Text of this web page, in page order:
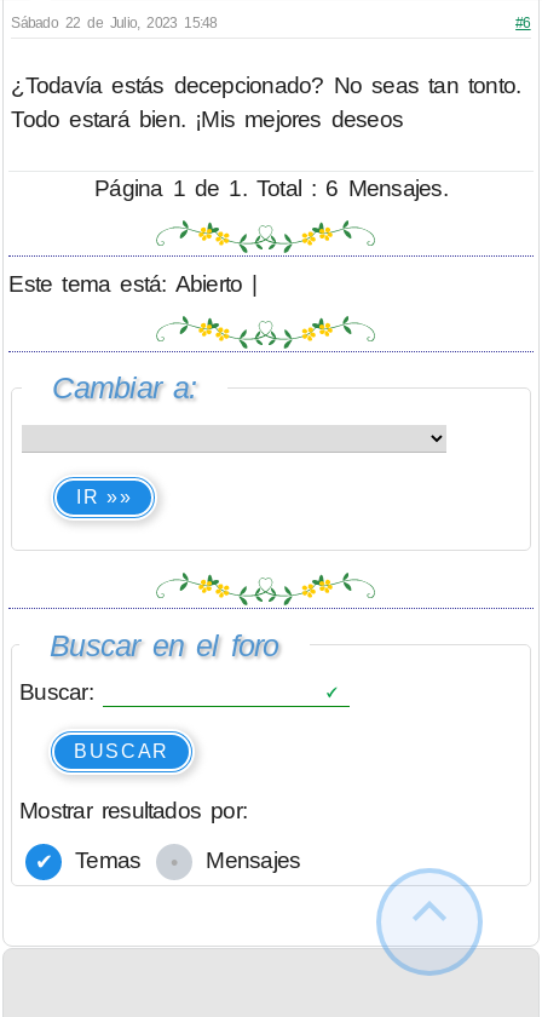
Sábado 22 de Julio, 2023 15:48 #6
¿Todavía estás decepcionado? No seas tan tonto.
Todo estará bien. ¡Mis mejores deseos
Página 1 de 1. Total : 6 Mensajes.
Este tema está: Abierto |
Cambiar a:
IR »»
Buscar en el foro
Buscar:
BUSCAR
Mostrar resultados por:
Temas
Mensajes